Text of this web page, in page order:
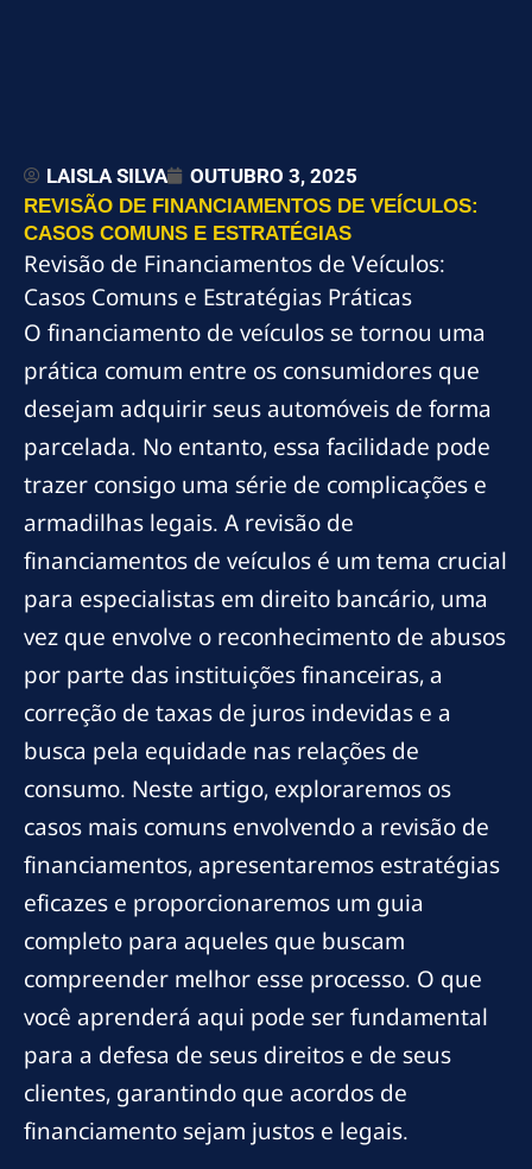
LAISLA SILVA OUTUBRO 3, 2025
REVISÃO DE FINANCIAMENTOS DE VEÍCULOS:
CASOS COMUNS E ESTRATÉGIAS
Revisão de Financiamentos de Veículos:
Casos Comuns e Estratégias Práticas
O financiamento de veículos se tornou uma
prática comum entre os consumidores que
desejam adquirir seus automóveis de forma
parcelada. No entanto, essa facilidade pode
trazer consigo uma série de complicações e
armadilhas legais. A revisão de
financiamentos de veículos é um tema crucial
para especialistas em direito bancário, uma
vez que envolve o reconhecimento de abusos
por parte das instituições financeiras, a
correção de taxas de juros indevidas e a
busca pela equidade nas relações de
consumo. Neste artigo, exploraremos os
casos mais comuns envolvendo a revisão de
financiamentos, apresentaremos estratégias
eficazes e proporcionaremos um guia
completo para aqueles que buscam
compreender melhor esse processo. O que
você aprenderá aqui pode ser fundamental
para a defesa de seus direitos e de seus
clientes, garantindo que acordos de
financiamento sejam justos e legais.